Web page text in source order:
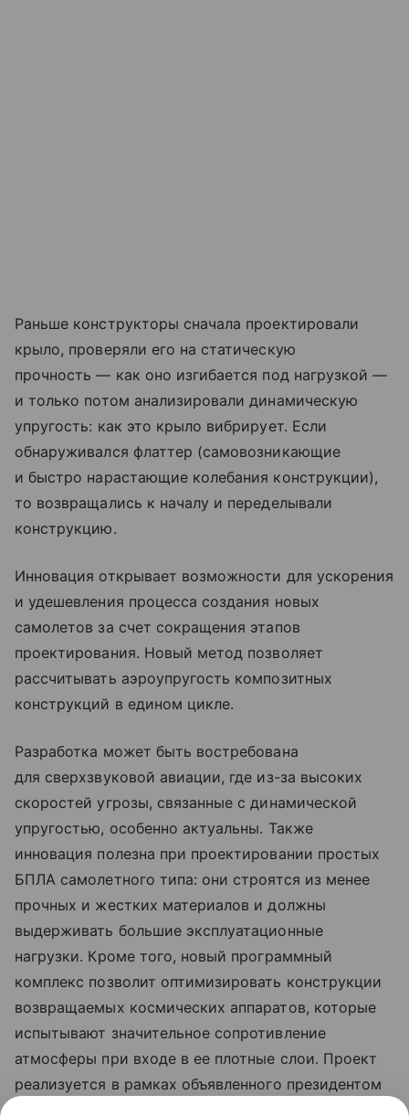
Раньше конструкторы сначала проектировали
крыло, проверяли его на статическую
прочность — как оно изгибается под нагрузкой —
и только потом анализировали динамическую
упругость: как это крыло вибрирует. Если
обнаруживался флаттер (самовозникающие
и быстро нарастающие колебания конструкции),
то возвращались к началу и переделывали
конструкцию.
Инновация открывает возможности для ускорения
и удешевления процесса создания новых
самолетов за счет сокращения этапов
проектирования. Новый метод позволяет
рассчитывать аэроупругость композитных
конструкций в едином цикле.
Разработка может быть востребована
для сверхзвуковой авиации, где из-за высоких
скоростей угрозы, связанные с динамической
упругостью, особенно актуальны. Также
инновация полезна при проектировании простых
БПЛА самолетного типа: они строятся из менее
прочных и жестких материалов и должны
выдерживать большие эксплуатационные
нагрузки. Кроме того, новый программный
комплекс позволит оптимизировать конструкции
возвращаемых космических аппаратов, которые
испытывают значительное сопротивление
атмосферы при входе в ее плотные слои. Проект
реализуется в рамках объявленного президентом